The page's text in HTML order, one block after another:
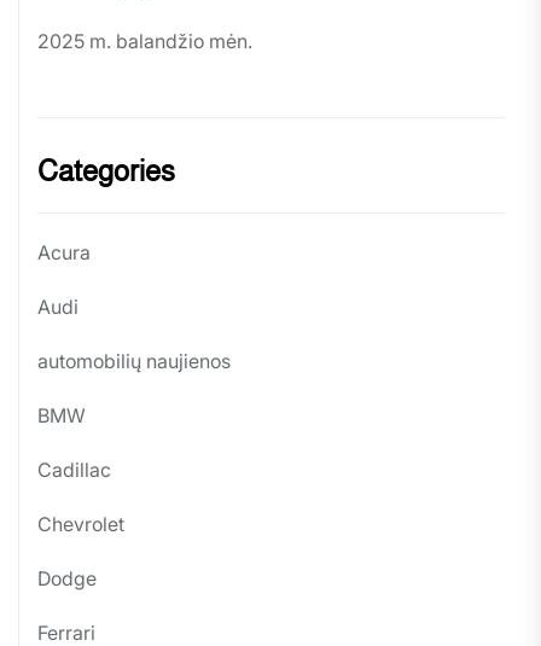
2025 m. balandžio mėn.
Categories
Acura
Audi
automobilių naujienos
BMW
Cadillac
Chevrolet
Dodge
Ferrari